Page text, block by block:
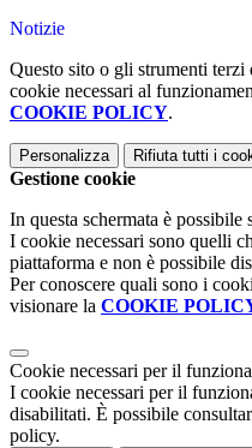
Notizie
Questo sito o gli strumenti
cookie necessari al
COOKIE POLICY.
Personalizza Rifiuta tutti i
Gestione cookie
In questa schermata è
I cookie necessari sono quelli
piattaforma e non è possibile
Per conoscere quali sono i
visionare la COOKIE
Cookie necessari per il
I cookie necessari per il
disabilitati. È possibile
policy.